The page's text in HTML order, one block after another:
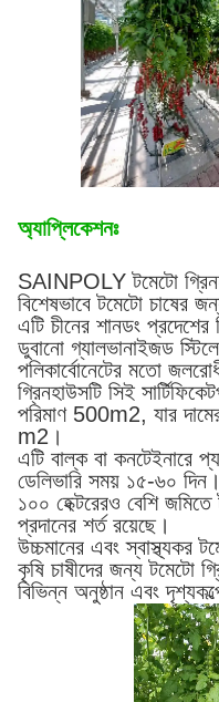
অ্যাপ্লিকেশনঃ
SAINPOLY টমেটো
বিশেষভাবে টমেটো চাষের
এটি চীনের শানডং
ডুবানো গ্যালভানাইজড
পলিকার্বোনেটের মতো
গ্রিনহাউসটি সিই
পরিমাণ 500m2, যার
m2।
এটি বাল্ক বা কনটেইনারে
ডেলিভারি সময় ১৫-৬০ দিন।
১০০ হেক্টরেরও বেশি
প্রদানের শর্ত রয়েছে।
উচ্চমানের এবং স্বাস্থ্যকর
কৃষি চাষীদের জন্য টমেটো
বিভিন্ন অনুষ্ঠান এবং